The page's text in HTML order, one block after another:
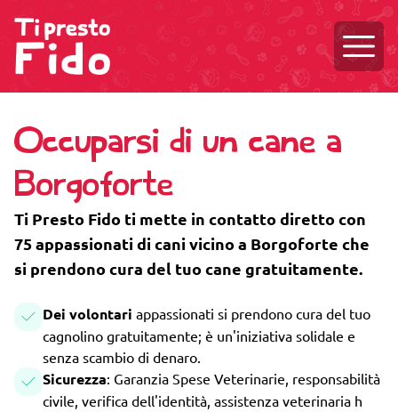
Occuparsi di un cane a
Borgoforte
Ti Presto Fido ti mette in contatto diretto con
75 appassionati di cani vicino a Borgoforte che
si prendono cura del tuo cane gratuitamente.
Dei volontari appassionati si prendono cura del tuo
cagnolino gratuitamente; è un'iniziativa solidale e
senza scambio di denaro.
Sicurezza: Garanzia Spese Veterinarie, responsabilità
civile, verifica dell'identità, assistenza veterinaria h